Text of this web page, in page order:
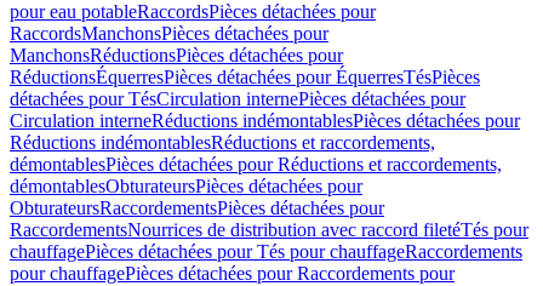
pour eau potableRaccordsPièces détachées pour
RaccordsManchonsPièces détachées pour
ManchonsRéductionsPièces détachées pour
RéductionsÉquerresPièces détachées pour ÉquerresTésPièces
détachées pour TésCirculation internePièces détachées pour
Circulation interneRéductions indémontablesPièces détachées pour
Réductions indémontablesRéductions et raccordements,
démontablesPièces détachées pour Réductions et raccordements,
démontablesObturateursPièces détachées pour
ObturateursRaccordementsPièces détachées pour
RaccordementsNourrices de distribution avec raccord filetéTés pour
chauffagePièces détachées pour Tés pour chauffageRaccordements
pour chauffagePièces détachées pour Raccordements pour